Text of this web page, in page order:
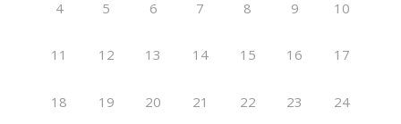
4 5 6 7 8 9 10
11 12 13 14 15 16 17
18 19 20 21 22 23 24